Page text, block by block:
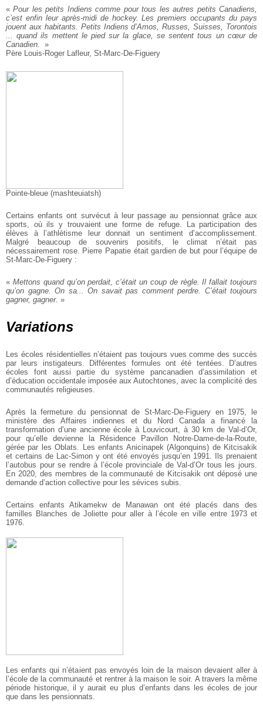
«Pour les petits Indiens comme pour tous les autres petits Canadiens,
c’est enfin leur après-midi de hockey. Les premiers occupants du pays
jouent aux habitants. Petits Indiens d’Amos, Russes, Suisses, Torontois
... quand ils mettent le pied sur la glace, se sentent tous un cœur de
Canadien.
»
Père Louis-Roger Lafleur, St-Marc-De-Figuery
Pointe-bleue (mashteuiatsh)
Certains enfants ont survécut à leur passage au pensionnat grâce aux
sports, où ils y trouvaient une forme de refuge. La participation des
élèves à l’athlétisme leur donnait un sentiment d’accomplissement.
Malgré beaucoup de souvenirs positifs, le climat n’était pas
nécessairement rose. Pierre Papatie était gardien de but pour l’équipe de
St-Marc-De-Figuery :
« Mettons quand qu’on perdait, c’était un coup de règle. Il fallait toujours
qu’on gagne. On sa... On savait pas comment perdre. C’était toujours
gagner, gagner. »
Variations
Les écoles résidentielles n’étaient pas toujours vues comme des succès
par leurs instigateurs. Différentes formules ont été tentées. D’autres
écoles font aussi partie du système pancanadien d’assimilation et
d’éducation occidentale imposée aux Autochtones, avec la complicité des
communautés religieuses.
Après la fermeture du pensionnat de St-Marc-De-Figuery en 1975, le
ministère des Affaires indiennes et du Nord Canada a financé la
transformation d’une ancienne école à Louvicourt, à 30 km de Val-d’Or,
pour qu’elle devienne la Résidence Pavillon Notre-Dame-de-la-Route,
gérée par les Oblats. Les enfants Anicinapek (Algonquins) de Kitcisakik
et certains de Lac-Simon y ont été envoyés jusqu’en 1991. Ils prenaient
l’autobus pour se rendre à l’école provinciale de Val-d’Or tous les jours.
En 2020, des membres de la communauté de Kitcisakik ont déposé une
demande d’action collective pour les sévices subis.
Certains enfants Atikamekw de Manawan ont été placés dans des
familles Blanches de Joliette pour aller à l’école en ville entre 1973 et
1976.
Les enfants qui n’étaient pas envoyés loin de la maison devaient aller à
l’école de la communauté et rentrer à la maison le soir. A travers la même
période historique, il y aurait eu plus d’enfants dans les écoles de jour
que dans les pensionnats.